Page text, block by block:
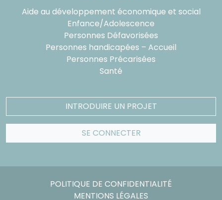
Aide au développement économique et social
Enfance/Adolescence
Personnes Défavorisées
Personnes handicapées – Accueil
Personnes Précarisées
Santé
INTRODUIRE UN PROJET
SE CONNECTER
POLITIQUE DE CONFIDENTIALITÉ
MENTIONS LÉGALES